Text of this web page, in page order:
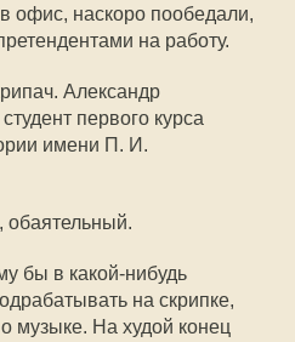
офис, наскоро пообедали,
на работу.
Александр
первого курса
имени П. И.
обаятельный.
бы в какой-нибудь
на скрипке,
музыке. На худой конец